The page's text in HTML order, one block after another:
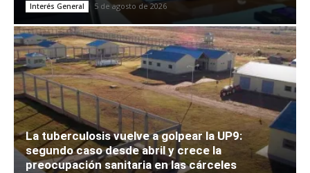
Interés General 5 de agosto de 2026
La tuberculosis vuelve a golpear la UP9:
segundo caso desde abril y crece la
preocupación sanitaria en las cárceles